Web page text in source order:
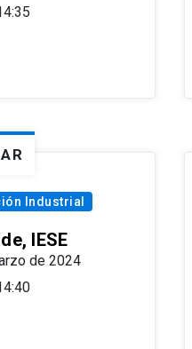
Industrial
IESE
de 2024